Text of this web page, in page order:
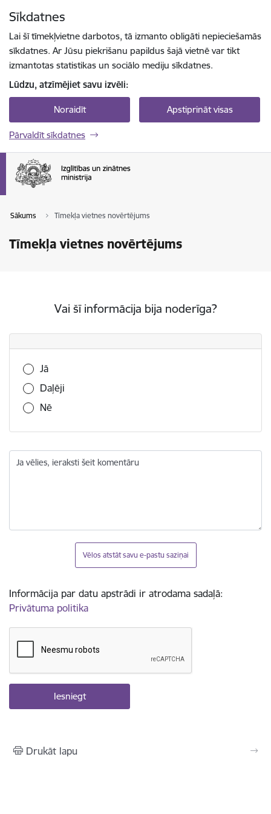
Sīkdatnes
Lai šī tīmekļvietne darbotos, tā izmanto obligāti nepieciešamās
sīkdatnes. Ar Jūsu piekrišanu papildus šajā vietnē var tikt
izmantotas statistikas un sociālo mediju sīkdatnes.
Lūdzu, atzīmējiet savu izvēli:
Noraidīt Apstiprināt visas
Pārvaldīt sīkdatnes
Sākums Tīmekļa vietnes novērtējums
Tīmekļa vietnes novērtējums
Vai šī informācija bija noderīga?
Vai šī informācija bija noderīga?
Jā
Daļēji
Nē
Ja vēlies, ieraksti šeit komentāru
Vēlos atstāt savu e-pastu saziņai
Informācija par datu apstrādi ir atrodama sadaļā:
Privātuma politika
Drukāt lapu